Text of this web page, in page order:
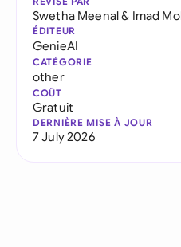
Swetha Meenal& Imad
ÉDITEUR
GenieAI
CATÉGORIE
other
COÛT
Gratuit
DERNIÈRE MISE À JOUR
7 July 2026